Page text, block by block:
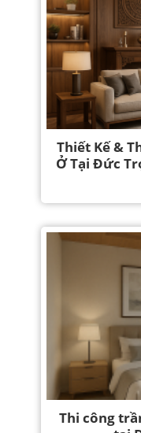
Thiết Kế &
Ở Tại Đức
Thi công